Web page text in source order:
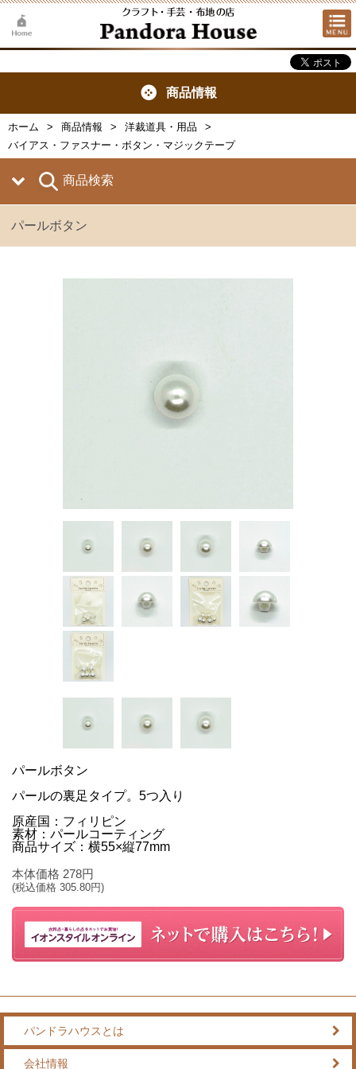
商品情報
ホーム 商品情報
洋裁道具・用品
バイアス・ファスナー・ボタン・マジックテープ
商品検索
パールボタン
パールボタン
パールの裏足タイプ。5つ入り
原産国：フィリピン
素材：パールコーティング
商品サイズ：横55×縦77mm
本体価格 278円
(税込価格 305.80円)
パンドラハウスとは
会社情報